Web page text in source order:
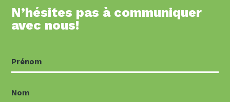
N’hésites pas à communiquer
avec nous!